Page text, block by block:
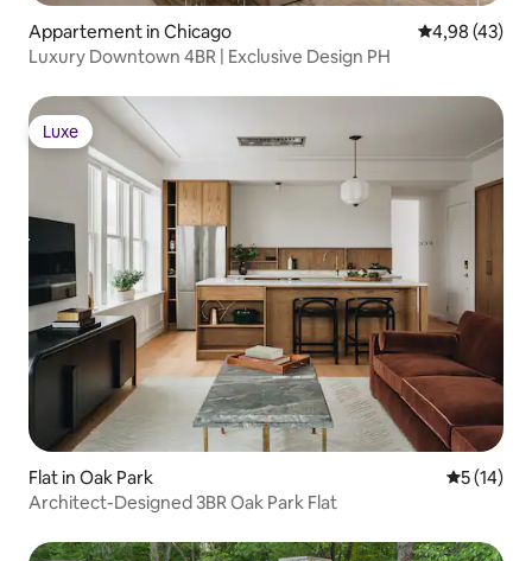
Appartement in Chicago Gemiddelde
4,98 (43)
Luxury Downtown 4BR | Exclusive Design PH
Luxe
Luxe
Flat in Oak Park
5 (14)
Architect-Designed 3BR Oak Park Flat